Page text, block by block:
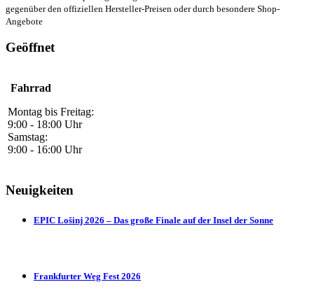
gegenüber den offiziellen Hersteller-Preisen oder durch besondere Shop-
Angebote
Geöffnet
Fahrrad
Montag bis Freitag:
9:00 - 18:00 Uhr
Samstag:
9:00 - 16:00 Uhr
Neuigkeiten
EPIC Lošinj 2026 – Das große Finale auf der Insel der Sonne
Frankfurter Weg Fest 2026